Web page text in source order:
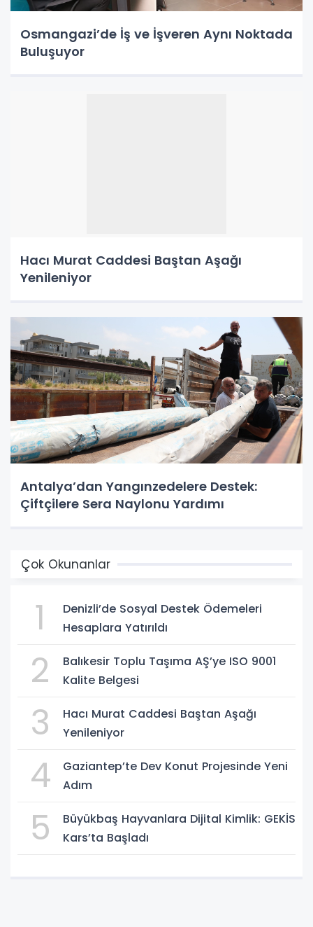
Osmangazi’de İş ve İşveren Aynı Noktada
Buluşuyor
Hacı Murat Caddesi Baştan Aşağı
Yenileniyor
Antalya’dan Yangınzedelere Destek:
Çiftçilere Sera Naylonu Yardımı
Çok Okunanlar
1
Denizli’de Sosyal Destek Ödemeleri
Hesaplara Yatırıldı
2
Balıkesir Toplu Taşıma AŞ’ye ISO 9001
Kalite Belgesi
3
Hacı Murat Caddesi Baştan Aşağı
Yenileniyor
4
Gaziantep’te Dev Konut Projesinde Yeni
Adım
5
Büyükbaş Hayvanlara Dijital Kimlik: GEKİS
Kars’ta Başladı